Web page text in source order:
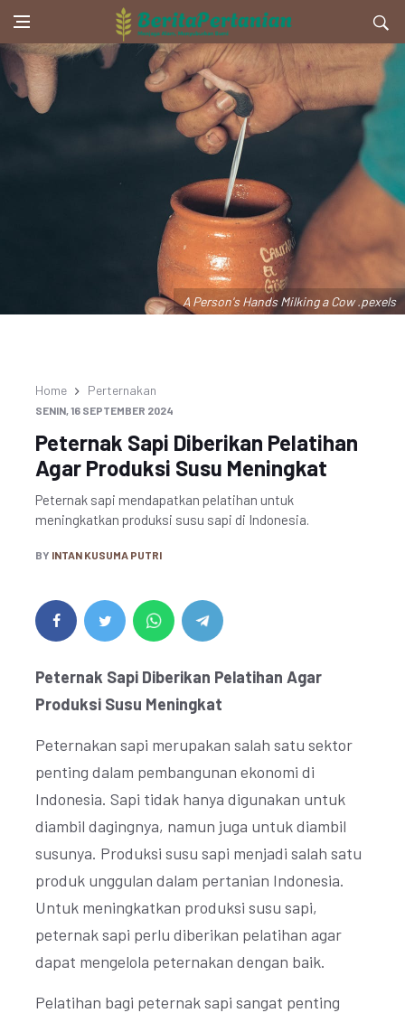
A Person's Hands Milking a Cow .pexels
Home Perternakan
SENIN, 16 SEPTEMBER 2024
Peternak Sapi Diberikan Pelatihan
Agar Produksi Susu Meningkat
Peternak sapi mendapatkan pelatihan untuk
meningkatkan produksi susu sapi di Indonesia.
BY INTAN KUSUMA PUTRI
Peternak Sapi Diberikan Pelatihan Agar
Produksi Susu Meningkat
Peternakan sapi merupakan salah satu sektor
penting dalam pembangunan ekonomi di
Indonesia. Sapi tidak hanya digunakan untuk
diambil dagingnya, namun juga untuk diambil
susunya. Produksi susu sapi menjadi salah satu
produk unggulan dalam pertanian Indonesia.
Untuk meningkatkan produksi susu sapi,
peternak sapi perlu diberikan pelatihan agar
dapat mengelola peternakan dengan baik.
Pelatihan bagi peternak sapi sangat penting